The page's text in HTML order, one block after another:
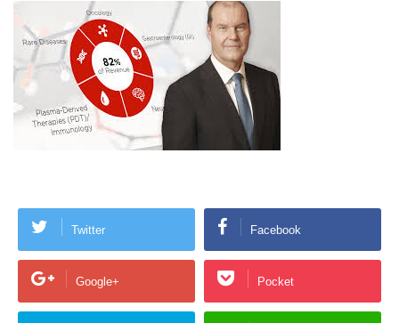
Twitter Facebook
Google+ Pocket